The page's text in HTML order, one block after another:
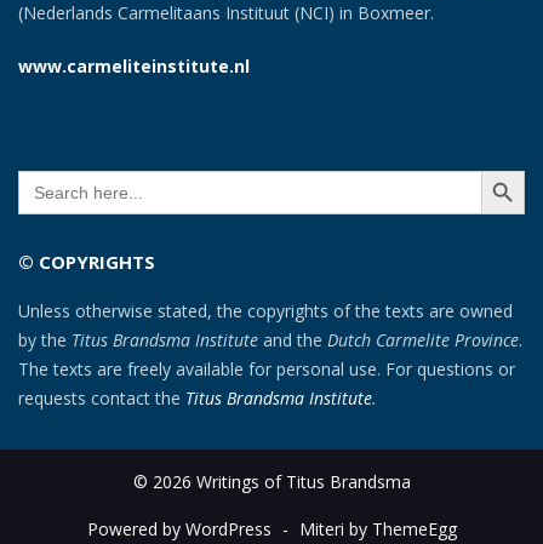
(Nederlands Carmelitaans Instituut (NCI) in Boxmeer.
www.carmeliteinstitute.nl
Search
for:
SEARCH
© COPYRIGHTS
Unless otherwise stated, the copyrights of the texts are owned
by the Titus Brandsma Institute and the Dutch Carmelite Province.
The texts are freely available for personal use. For questions or
requests contact the Titus Brandsma Institute.
© 2026 Writings of Titus Brandsma
Powered by WordPress - Miteri by ThemeEgg